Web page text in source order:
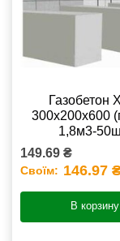
Газобетон
300x200x600
1,8м3-
149.69 ₴
Своїм: 146.97
В корзину